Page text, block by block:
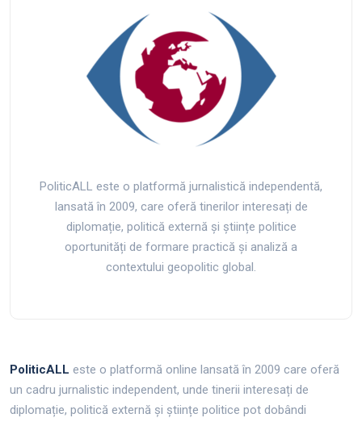
PoliticALL este o platformă jurnalistică independentă,
lansată în 2009, care oferă tinerilor interesați de
diplomație, politică externă și științe politice
oportunități de formare practică și analiză a
contextului geopolitic global.
PoliticALL este o platformă online lansată în 2009 care oferă
un cadru jurnalistic independent, unde tinerii interesați de
diplomație, politică externă și științe politice pot dobândi